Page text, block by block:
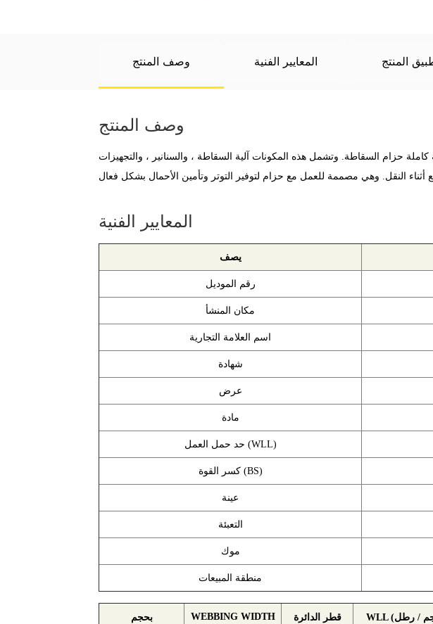
وصف المنتج المعايير الفنية المنتج
وصف المنتج
حزام السقاطة. وتشمل هذه المكونات آلية السقاطة ، والسنانير ، والتجهيزات
المعايير الفنية
يصف
رقم الموديل
مكان المنشأ
اسم العلامة التجارية
شهادة
عرض
مادة
حد حمل العمل (WLL)
كسر القوة (BS)
عينة
التعبئة
موك
منطقة المبيعات
بحجم WEBBING WIDTH قطر الدائرة